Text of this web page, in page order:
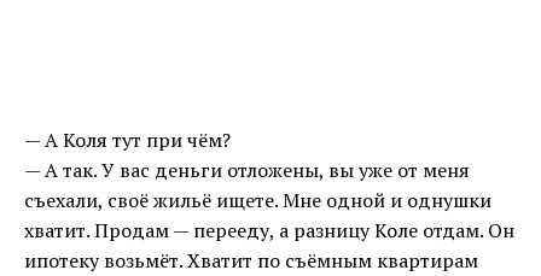
— А Коля тут при чём?
— А так. У вас деньги отложены, вы уже от меня
съехали, своё жильё ищете. Мне одной и однушки
хватит. Продам — перееду, а разницу Коле отдам. Он
ипотеку возьмёт. Хватит по съёмным квартирам